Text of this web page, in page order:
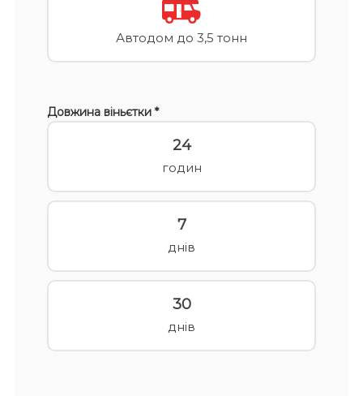
Автодом до 3,5 тонн
Довжина віньєтки *
24
годин
7
днів
30
днів